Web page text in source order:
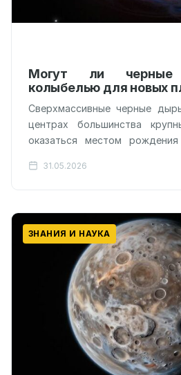
Могут ли
колыбелью для новых
Сверхмассивные черные
центрах большинства
оказаться местом
«планетными яслями» во
31.05.2026
ЗНАНИЯ И НАУКА